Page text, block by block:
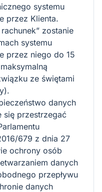
systemu
przez Klienta.
zostanie
systemu
przez niego do 15
ze świętami
danych
się przestrzegać
679 z dnia 27
ochrony osób
danych
przepływu
danych